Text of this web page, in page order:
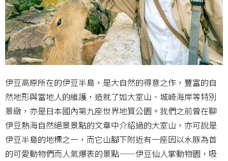
伊豆高原所在的伊豆半島，是大自然的得意之作，豐富的自
然地形與當地人的維護，造就了如大室山、城崎海岸等特別
景緻，亦是日本國內第九座世界地質公園。我們之前曾在聊
伊豆熱海自然絕景景點的文章中介紹過的大室山，亦可說是
伊豆半島的地標之一，而它山腳下附近有一座因以水豚為首
的可愛動物們而人氣爆表的景點——伊豆仙人掌動物園，吸